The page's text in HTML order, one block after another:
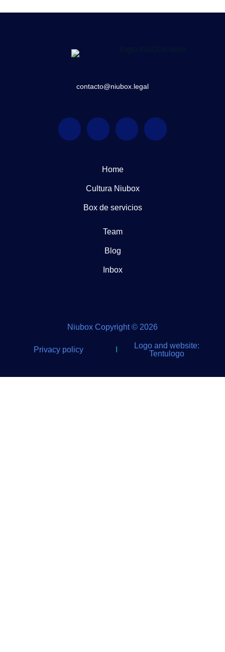
contacto@niubox.legal
Home
Cultura Niubox
Box de servicios
Team
Blog
Inbox
Niubox Copyright © 2026
Privacy policy
Logo and website:
Tentulogo